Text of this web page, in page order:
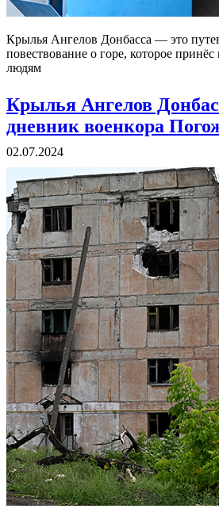
Крылья Ангелов Донбасса — это
повествование о горе, которое
людям
Крылья Ангелов
дневник военкора
02.07.2024